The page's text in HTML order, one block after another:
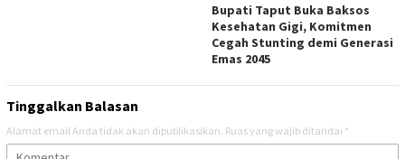
Bupati Taput Buka Baksos
Kesehatan Gigi, Komitmen
Cegah Stunting demi Generasi
Emas 2045
Tinggalkan Balasan
Alamat email Anda tidak akan dipublikasikan. Ruas yang wajib ditandai *